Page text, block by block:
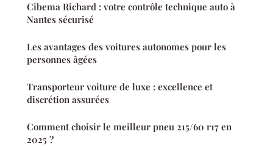
Cibema Richard : votre contrôle technique auto à
Nantes sécurisé
Les avantages des voitures autonomes pour les
personnes âgées
Transporteur voiture de luxe : excellence et
discrétion assurées
Comment choisir le meilleur pneu 215/60 r17 en
2025 ?